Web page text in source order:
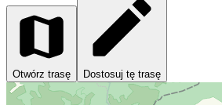
Otwórz trasę Dostosuj tę trasę